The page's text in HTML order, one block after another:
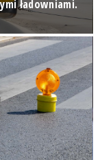
ładowniami.